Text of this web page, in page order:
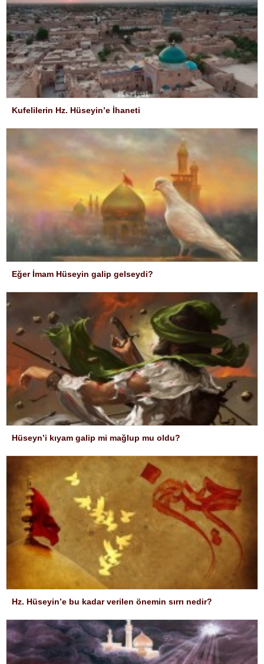
Kufelilerin Hz. Hüseyin’e İhaneti
Eğer İmam Hüseyin galip gelseydi?
Hüseyn’i kıyam galip mi mağlup mu oldu?
Hz. Hüseyin’e bu kadar verilen önemin sırrı nedir?